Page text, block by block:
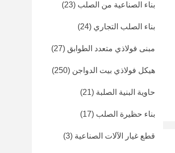
بناء الصناعية من الصلب (23)
بناء الصلب التجاري (24)
مبنى فولاذي متعدد الطوابق (27)
هيكل فولاذي بيت الدواجن (250)
حاوية البنية الصلبة (21)
بناء حظيرة الصلب (17)
قطع غيار الآلات الصناعية (3)